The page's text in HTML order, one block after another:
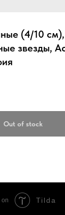
(4/10 см),
звезды,
Out of stock
on Tilda